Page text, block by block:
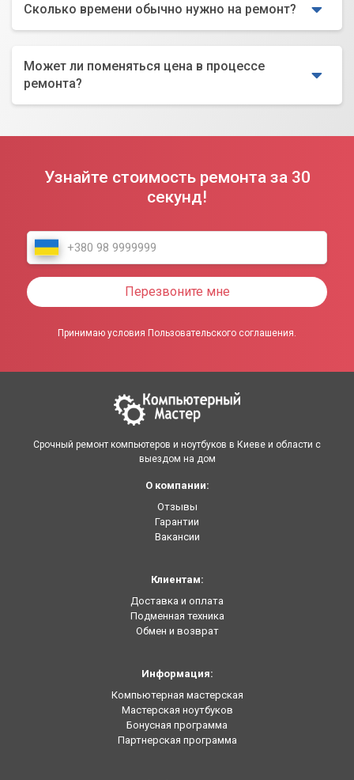
Сколько времени обычно нужно на ремонт?
Может ли поменяться цена в процессе
ремонта?
Узнайте стоимость ремонта за 30
секунд!
Перезвоните мне
Принимаю условия Пользовательского соглашения.
Срочный ремонт компьютеров и ноутбуков в Киеве и области с
выездом на дом
О компании:
Отзывы
Гарантии
Вакансии
Клиентам:
Доставка и оплата
Подменная техника
Обмен и возврат
Информация:
Компьютерная мастерская
Мастерская ноутбуков
Бонусная программа
Партнерская программа